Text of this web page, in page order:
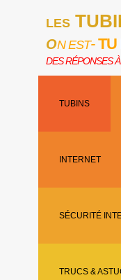
TUBINS
INTERNET
SÉCURITÉ
TRUCS &
LES
ON EST-TU
DES RÉPONSES